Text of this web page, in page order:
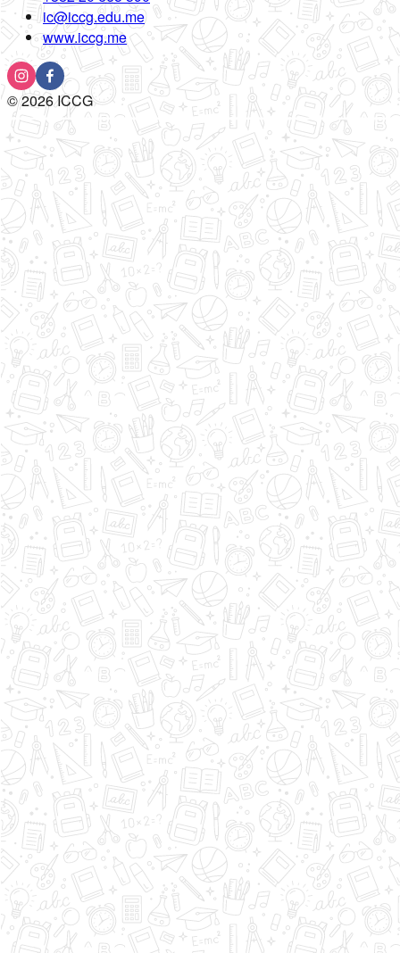
ic@iccg.edu.me
www.iccg.me
©2026ICCG